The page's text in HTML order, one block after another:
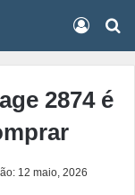
2874 é
12 maio, 2026